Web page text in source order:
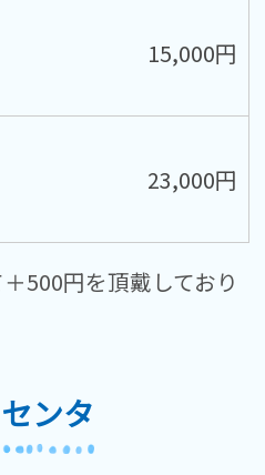
15,000円
23,000円
500円を頂戴しており
ンタ